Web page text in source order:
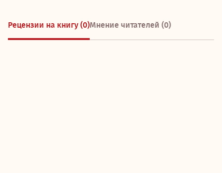
Рецензии на книгу (0)Мнение читателей (0)